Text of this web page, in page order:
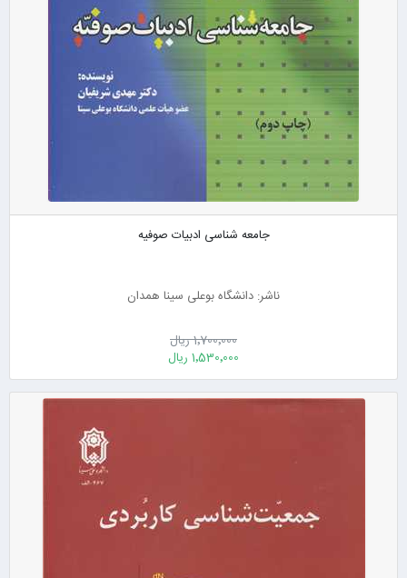
جامعه شناسی ادبیات صوفیه
ناشر: دانشگاه بوعلی سینا همدان
1٬700٬000 ریال
1٬530٬000 ریال